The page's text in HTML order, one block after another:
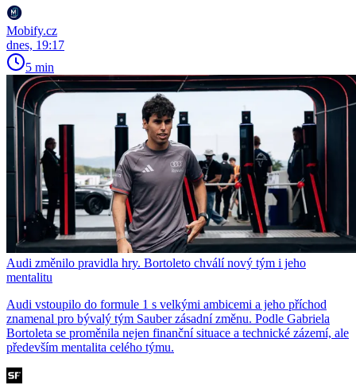
Mobify.cz
dnes, 19:17
5 min
Audi změnilo pravidla hry. Bortoleto chválí nový tým i jeho
mentalitu
Audi vstoupilo do formule 1 s velkými ambicemi a jeho příchod
znamenal pro bývalý tým Sauber zásadní změnu. Podle Gabriela
Bortoleta se proměnila nejen finanční situace a technické zázemí, ale
především mentalita celého týmu.